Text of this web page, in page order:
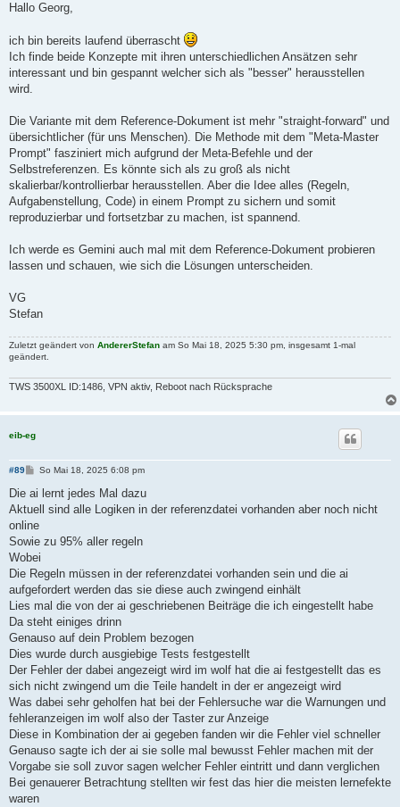
a
g
Hallo Georg,
ich bin bereits laufend überrascht
Ich finde beide Konzepte mit ihren unterschiedlichen Ansätzen sehr
interessant und bin gespannt welcher sich als "besser" herausstellen
wird.
Die Variante mit dem Reference-Dokument ist mehr "straight-forward" und
übersichtlicher (für uns Menschen). Die Methode mit dem "Meta-Master
Prompt" fasziniert mich aufgrund der Meta-Befehle und der
Selbstreferenzen. Es könnte sich als zu groß als nicht
skalierbar/kontrollierbar herausstellen. Aber die Idee alles (Regeln,
Aufgabenstellung, Code) in einem Prompt zu sichern und somit
reproduzierbar und fortsetzbar zu machen, ist spannend.
Ich werde es Gemini auch mal mit dem Reference-Dokument probieren
lassen und schauen, wie sich die Lösungen unterscheiden.
VG
Stefan
Zuletzt geändert von AndererStefan am So Mai 18, 2025 5:30 pm, insgesamt 1-mal
geändert.
TWS 3500XL ID:1486, VPN aktiv, Reboot nach Rücksprache
eib-eg
#89
B
i
r
a
So Mai 18, 2025 6:08 pm
Die ai lernt jedes Mal dazu
Aktuell sind alle Logiken in der referenzdatei vorhanden aber noch nicht
online
Sowie zu 95% aller regeln
Wobei
Die Regeln müssen in der referenzdatei vorhanden sein und die ai
aufgefordert werden das sie diese auch zwingend einhält
Lies mal die von der ai geschriebenen Beiträge die ich eingestellt habe
Da steht einiges drinn
Genauso auf dein Problem bezogen
Dies wurde durch ausgiebige Tests festgestellt
Der Fehler der dabei angezeigt wird im wolf hat die ai festgestellt das es
sich nicht zwingend um die Teile handelt in der er angezeigt wird
Was dabei sehr geholfen hat bei der Fehlersuche war die Warnungen und
fehleranzeigen im wolf also der Taster zur Anzeige
Diese in Kombination der ai gegeben fanden wir die Fehler viel schneller
Genauso sagte ich der ai sie solle mal bewusst Fehler machen mit der
Vorgabe sie soll zuvor sagen welcher Fehler eintritt und dann verglichen
Bei genauerer Betrachtung stellten wir fest das hier die meisten lernefekte
waren